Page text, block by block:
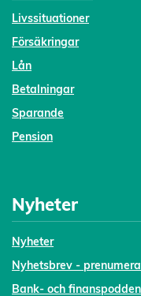
Livssituationer
Försäkringar
Lån
Betalningar
Sparande
Pension
Nyheter
Nyheter
Nyhetsbrev -
Bank- och finanspodden